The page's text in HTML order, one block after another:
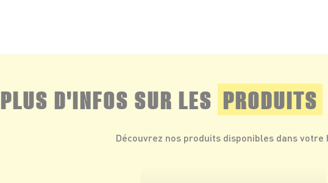
PLUS D'INFOS SUR LES PRODUITS
Découvrez nos produits disponibles dans votre